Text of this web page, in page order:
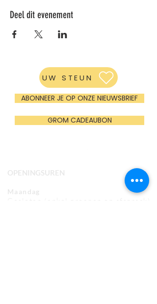
Deel dit evenement
UW STEUN
ABONNEER JE OP ONZE NIEUWSBRIEF
GROM CADEAUBON